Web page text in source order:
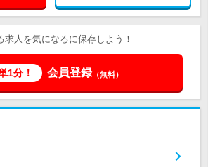
求人を気になるに保存しよう！
1分！ 会員登録（無料）